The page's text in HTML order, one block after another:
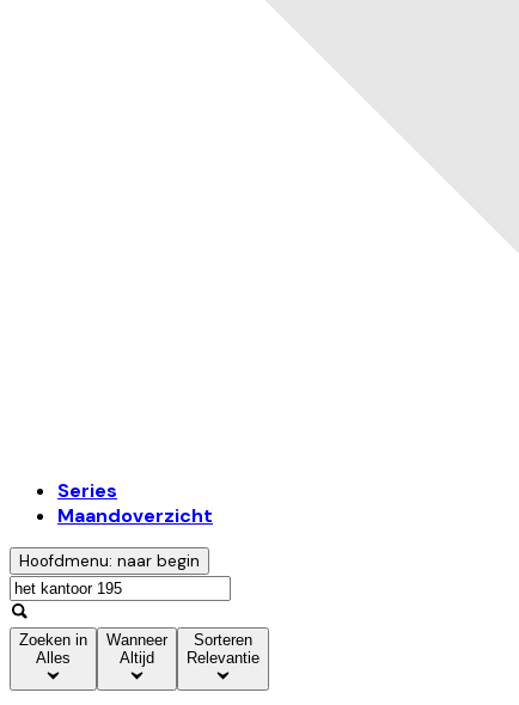
Series
Maandoverzicht
Hoofdmenu: naar begin
Zoeken in
Alles
Wanneer
Altijd
Sorteren
Relevantie